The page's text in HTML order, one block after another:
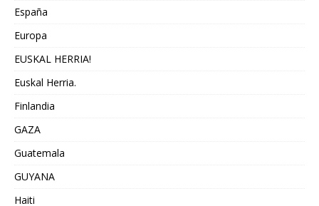
España
Europa
EUSKAL HERRIA!
Euskal Herria.
Finlandia
GAZA
Guatemala
GUYANA
Haiti